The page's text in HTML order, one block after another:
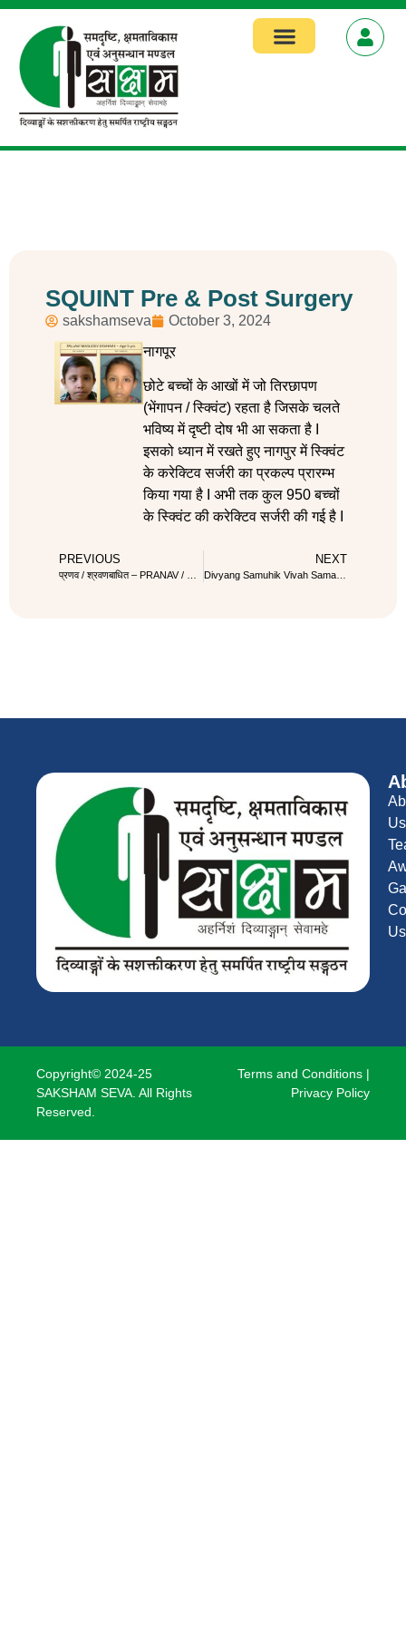
SQUINT Pre & Post Surgery
sakshamseva
October 3, 2024
नागपूर
छोटे बच्चों के आखों में जो तिरछापण
(भेंगापन / स्क्विंट) रहता है जिसके चलते
भविष्य में दृष्टी दोष भी आ सकता है I
इसको ध्यान में रखते हुए नागपुर में स्क्विंट
के करेक्टिव सर्जरी का प्रकल्प प्रारम्भ
किया गया है I अभी तक कुल 950 बच्चों
के स्क्विंट की करेक्टिव सर्जरी की गई है I
PREVIOUS NEXT
Divyang Samuhik Vivah Samaroh, Pune
Us
Us
Copyright© 2024-25
SAKSHAM SEVA. All Rights
Reserved.
Terms and Conditions |
Privacy Policy